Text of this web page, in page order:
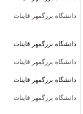
دانشگاه بزرگمهر قاینات
دانشگاه بزرگمهر قاینات
دانشگاه بزرگمهر قاینات
دانشگاه بزرگمهر قاینات
دانشگاه بزرگمهر قاینات